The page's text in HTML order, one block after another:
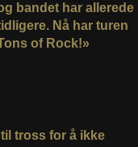
bandet har allerede
Nå har turen
of Rock!»
tross for å ikke